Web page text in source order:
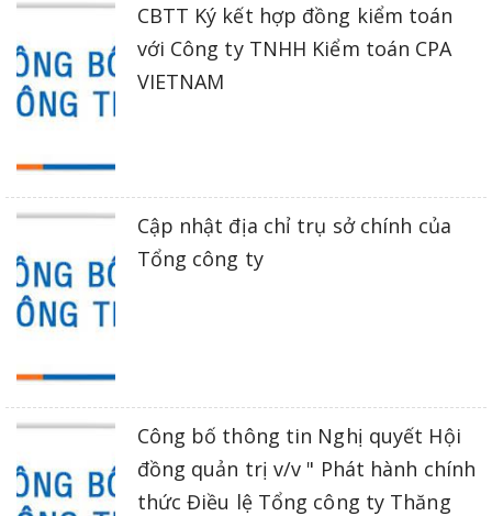
CBTT Ký kết hợp đồng kiểm toán
với Công ty TNHH Kiểm toán CPA
VIETNAM
Cập nhật địa chỉ trụ sở chính của
Tổng công ty
Công bố thông tin Nghị quyết Hội
đồng quản trị v/v " Phát hành chính
thức Điều lệ Tổng công ty Thăng